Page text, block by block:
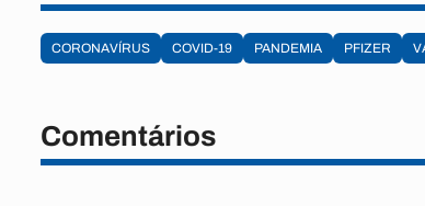
CORONAVÍRUS COVID-19 PANDEMIA PFIZER
Comentários